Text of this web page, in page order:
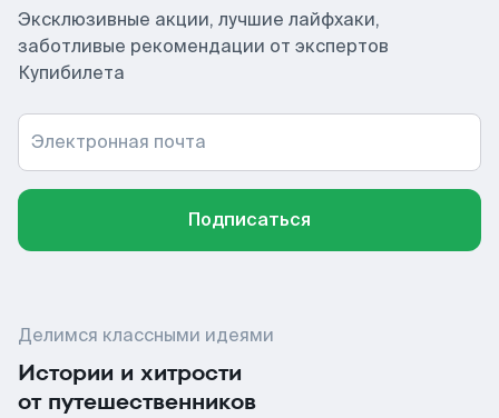
Эксклюзивные акции, лучшие лайфхаки,
заботливые рекомендации от экспертов
Купибилета
Электронная почта
Подписаться
Делимся классными идеями
Истории и хитрости
от путешественников